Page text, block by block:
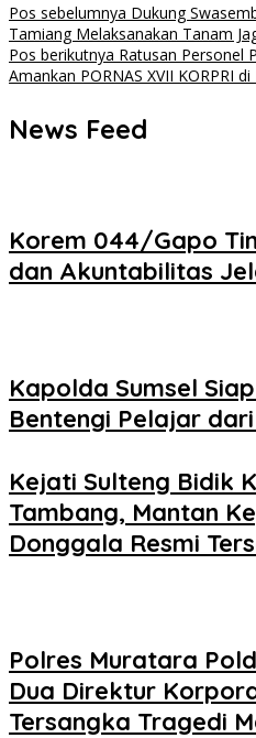
Navigasi
pos
Pos sebelumnya Dukung
Tamiang Melaksanakan Tanam
Pos berikutnya Ratusan Personel
Amankan PORNAS XVII KORPRI
News Feed
Korem 044/Gapo
dan Akuntabilitas
Kapolda Sumsel
Bentengi Pelajar
Kejati Sulteng Bidik
Tambang, Mantan
Donggala Resmi
Polres Muratara
Dua Direktur
Tersangka Tragedi